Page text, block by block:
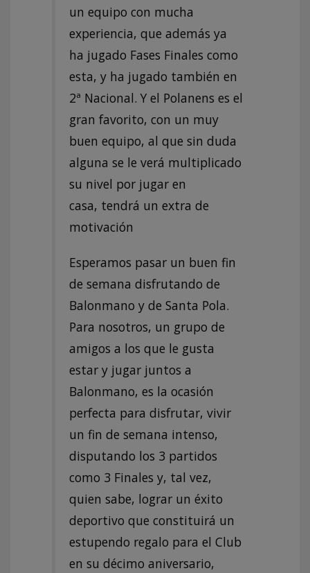
un equipo con mucha
experiencia, que además ya
ha jugado Fases Finales como
esta, y ha jugado también en
2ª Nacional. Y el Polanens es el
gran favorito, con un muy
buen equipo, al que sin duda
alguna se le verá multiplicado
su nivel por jugar en
casa, tendrá un extra de
motivación
Esperamos pasar un buen fin
de semana disfrutando de
Balonmano y de Santa Pola.
Para nosotros, un grupo de
amigos a los que le gusta
estar y jugar juntos a
Balonmano, es la ocasión
perfecta para disfrutar, vivir
un fin de semana intenso,
disputando los 3 partidos
como 3 Finales y, tal vez,
quien sabe, lograr un éxito
deportivo que constituirá un
estupendo regalo para el Club
en su décimo aniversario,